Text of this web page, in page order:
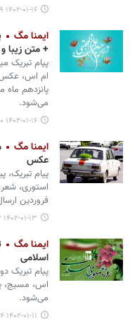
۱۴۰۲-۰۱-۱۶ ۱۶:۴۹
ایمنا مگ
+ متن زیبا
پیام تبریک
ام اس،
می‌شود.
۱۴۰۲-۰۱-۱۶ ۱۳:۵۰
ایمنا مگ
عکس
پیام
استوری،
فروردین
۱۴۰۲-۰۱-۱۳ ۰۶:۵۳
ایمنا مگ
اسلامی
پیام تبریک
اس، مسیج،
می‌شود.
۱۴۰۲-۰۱-۱۱ ۰۵:۱۴